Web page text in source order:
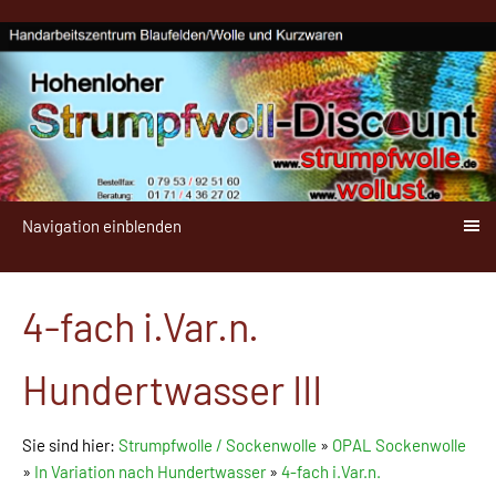
Navigation einblenden
4-fach i.Var.n.
Hundertwasser III
Sie sind hier: Strumpfwolle / Sockenwolle » OPAL Sockenwolle
» In Variation nach Hundertwasser» 4-fach i.Var.n.